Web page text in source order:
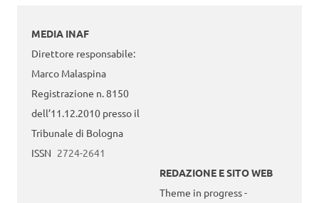
MEDIA INAF
Direttore responsabile:
Marco Malaspina
Registrazione n. 8150
dell’11.12.2010 presso il
Tribunale di Bologna
ISSN 2724-2641
REDAZIONE E SITO WEB
Theme in progress -